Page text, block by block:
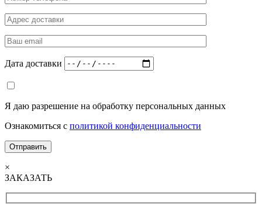
Дата доставки
Я даю разрешение на обработку персональных данных
Ознакомиться с политикой конфиденциальности
×
ЗАКАЗАТЬ